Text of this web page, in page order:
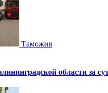
Таможня
области за